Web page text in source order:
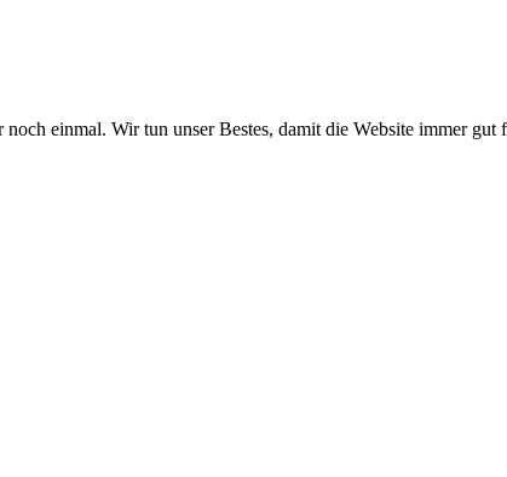
einmal. Wir tun unser Bestes, damit die Website immer gut